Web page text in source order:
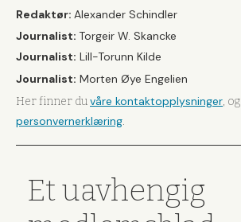
Redaktør: Alexander Schindler
Journalist: Torgeir W. Skancke
Journalist: Lill-Torunn Kilde
Journalist: Morten Øye Engelien
Her finner duvåre kontaktopplysninger, og
personvernerklæring.
Et uavhengig